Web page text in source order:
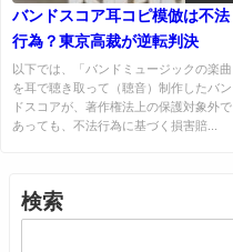
バンドスコア耳コピ模倣は不法
行為？東京高裁が逆転判決
以下では、「バンドミュージックの楽曲
を耳で聴き取って（聴音）制作したバン
ドスコアが、著作権法上の保護対象外で
あっても、不法行為に基づく損害賠...
検索